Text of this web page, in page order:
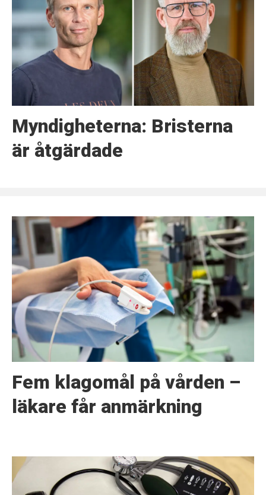
Myndigheterna: Bristerna
är åtgärdade
Fem klagomål på vården –
läkare får anmärkning